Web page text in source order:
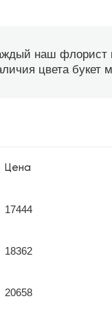
наш
цвета букет
Цена
17444
18362
20658